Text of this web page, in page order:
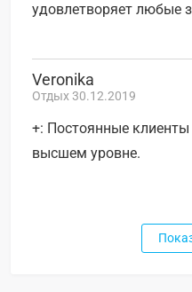
удовлетворяет любые
Veronika
Отдых 30.12.2019
+: Постоянные клиенты
высшем уровне.